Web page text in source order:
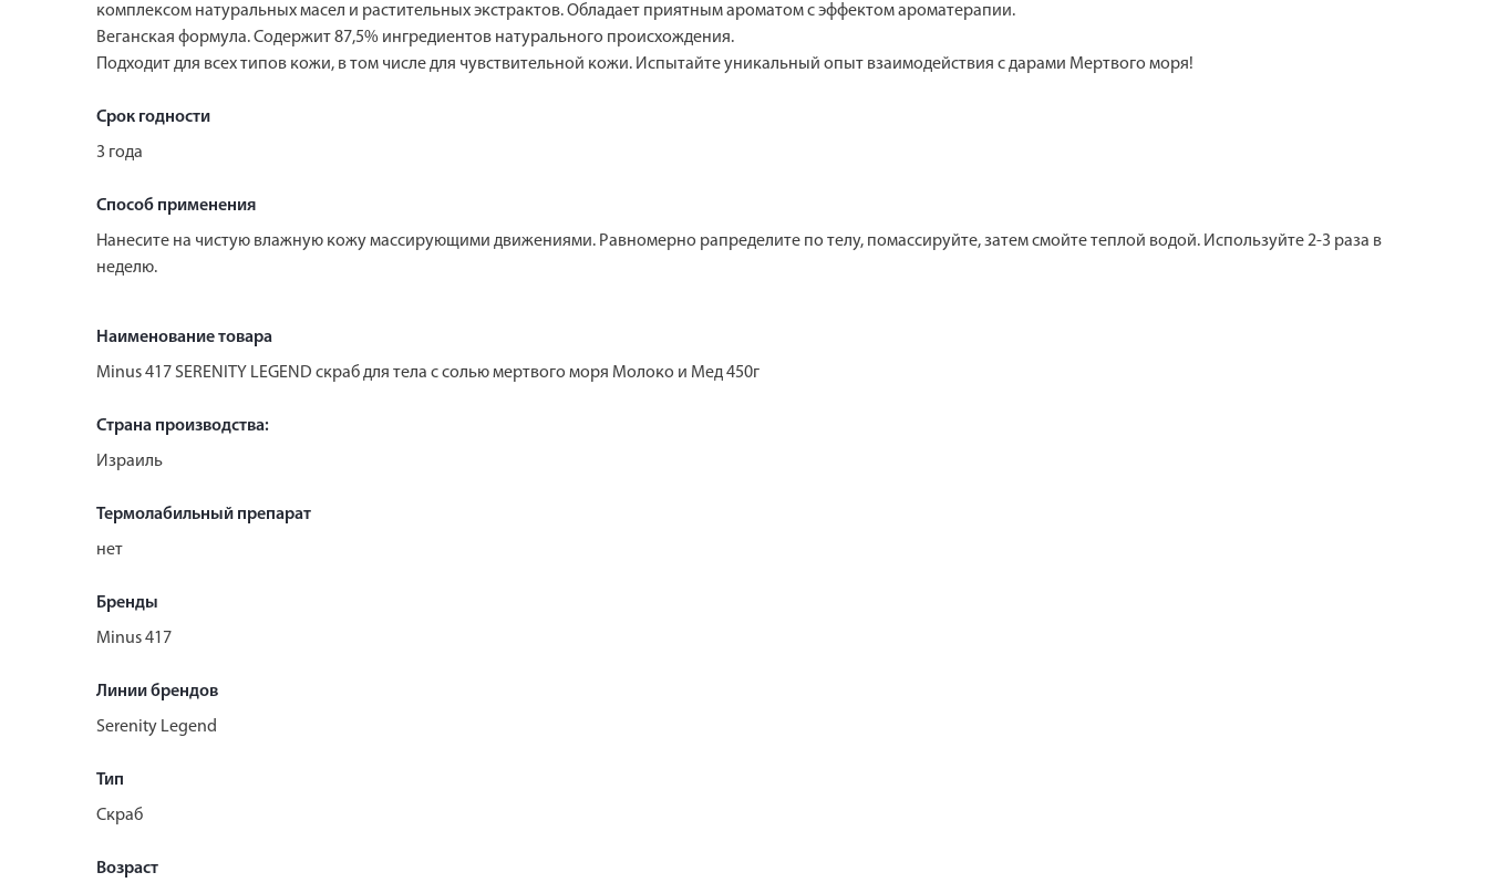
комплексом натуральных масел и растительных экстрактов. Обладает приятным ароматом с эффектом ароматерапии.
Веганская формула. Содержит 87,5% ингредиентов натурального происхождения.
Подходит для всех типов кожи, в том числе для чувствительной кожи. Испытайте уникальный опыт взаимодействия с дарами Мертвого моря!
Срок годности
3 года
Способ применения
Нанесите на чистую влажную кожу массирующими движениями. Равномерно рапределите по телу, помассируйте, затем смойте теплой водой. Используйте 2-3 раза в
неделю.
Наименование товара
Minus 417 SERENITY LEGEND скраб для тела с солью мертвого моря Молоко и Мед 450г
Страна производства:
Израиль
Термолабильный препарат
нет
Бренды
Minus 417
Линии брендов
Serenity Legend
Тип
Скраб
Возраст